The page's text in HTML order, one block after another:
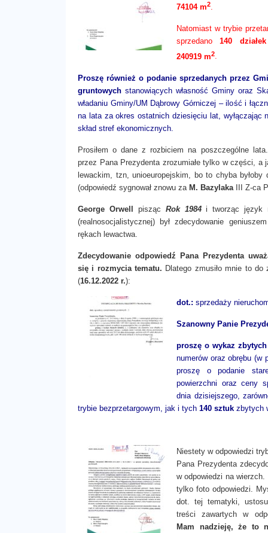
74104 m2.
Natomiast w trybie
sprzedano140 działek
240919 m2.
Proszę również o podanie sprzedanych przez
gruntowych stanowiących własność Gminy oraz
władaniu Gminy/UM Dąbrowy Górniczej – ilość i
na lata za okres ostatnich dziesięciu lat, wyłączając
skład stref ekonomicznych.
Prosiłem o dane z rozbiciem na poszczególne
przez Pana Prezydenta zrozumiałe tylko w części, a
lewackim, tzn, unioeuropejskim, bo to chyba byłoby
(odpowiedź sygnował znowu za M. Bazylaka III Z-ca
George Orwell pisząc Rok 1984i tworząc język
(realnosocjalistycznej) był zdecydowanie
rękach lewactwa.
Zdecydowanie odpowiedź Pana Prezydenta
się i rozmycia tematu. Dlatego zmusiło mnie to do
(16.12.2022 r.):
dot.: sprzedaży
Szanowny Panie
proszę o wykaz zbytych
numerów oraz obrębu (w
proszę o podanie
powierzchni oraz ceny
dnia dzisiejszego,
trybie bezprzetargowym, jak i tych 140 sztuk zbytych
Niestety w odpowiedzi
Pana Prezydenta
w odpowiedzi na
tylko foto odpowiedzi.
dot. tej tematyki,
treści zawartych w
Mam nadzieję, że to